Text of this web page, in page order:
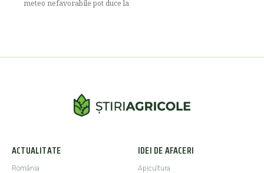
meteo nefavorabile pot duce la
ACTUALITATE
România
IDEI DE AFACERI
Apicultura